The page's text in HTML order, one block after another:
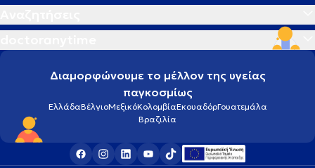
Διαμορφώνουμε το μέλλον της υγείας
παγκοσμίως
ΕλλάδαΒέλγιοΜεξικόΚολομβίαΕκουαδόρΓουατεμάλα
Βραζιλία